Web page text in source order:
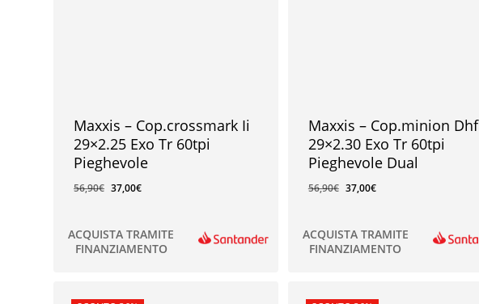
Maxxis – Cop.crossmark Ii
29×2.25 Exo Tr 60tpi
Pieghevole
56,90€ 37,00€
37,00€
ACQUISTA TRAMITE
FINANZIAMENTO
Maxxis – Cop.minion Dhf
29×2.30 Exo Tr 60tpi
Pieghevole Dual
56,90€ 37,00€
37,00€
ACQUISTA TRAMITE
FINANZIAMENTO